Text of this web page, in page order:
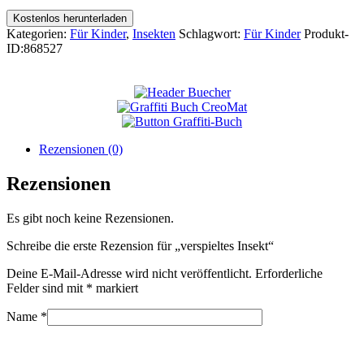
Kostenlos herunterladen
Kategorien: Für Kinder, Insekten Schlagwort: Für Kinder Produkt-
ID:868527
Rezensionen (0)
Rezensionen
Es gibt noch keine Rezensionen.
Schreibe die erste Rezension für „verspieltes Insekt“
Deine E-Mail-Adresse wird nicht veröffentlicht. Erforderliche
Felder sind mit * markiert
Name *